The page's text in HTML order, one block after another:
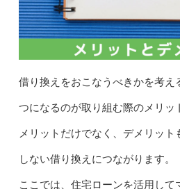
借り換えをおこなうべきかを考え
つになるのが取り組む際のメリッ
メリットだけでなく、デメリッ
しない借り換えにつながります。
ここでは、住宅ローンを活用して